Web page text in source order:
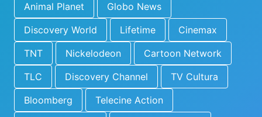
Animal Planet
Globo News
Discovery World
Lifetime
Cinemax
TNT
Nickelodeon
Cartoon Network
TLC
Discovery Channel
TV Cultura
Bloomberg
Telecine Action